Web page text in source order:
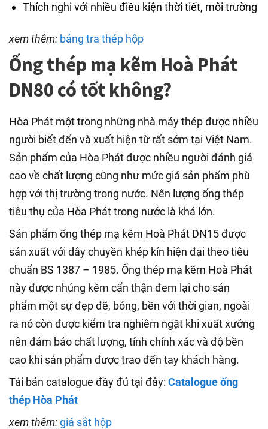
Thích nghi với nhiều điều kiện thời tiết, môi trường
xem thêm: bảng tra thép hộp
Ống thép mạ kẽm Hoà Phát
DN80 có tốt không?
Hòa Phát một trong những nhà máy thép được nhiều
người biết đến và xuất hiện từ rất sớm tại Việt Nam.
Sản phẩm của Hòa Phát được nhiều người đánh giá
cao về chất lượng cũng như mức giá sản phẩm phù
hợp với thị trường trong nước. Nên lượng ống thép
tiêu thụ của Hòa Phát trong nước là khá lớn.
Sản phẩm ống thép mạ kẽm Hoà Phát DN15 được
sản xuất với dây chuyền khép kín hiện đại theo tiêu
chuẩn BS 1387 – 1985. Ống thép mạ kẽm Hoà Phát
này được nhúng kẽm cẩn thận đem lại cho sản
phẩm một sự đẹp đẽ, bóng, bền với thời gian, ngoài
ra nó còn được kiểm tra nghiêm ngặt khi xuất xưởng
nên đảm bảo chất lượng, tính chính xác và độ bền
cao khi sản phẩm được trao đến tay khách hàng.
Tải bản catalogue đầy đủ tại đây: Catalogue ống
thép Hòa Phát
xem thêm:giá sắt hộp